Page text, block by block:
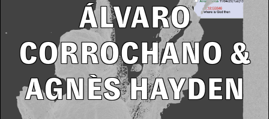
ÁLVARO
CORROCHANO &
AGNÈS HAYDEN